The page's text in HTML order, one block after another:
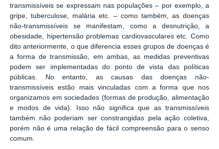
transmissíveis se expressam nas populações – por exemplo, a
gripe, tuberculose, malária etc. – como também, as doenças
não-transmissíveis se manifestam, como a desnutrição, a
obesidade, hipertensão problemas cardiovasculares etc. Como
dito anteriormente, o que diferencia esses grupos de doenças é
a forma de transmissão, em ambas, as medidas preventivas
podem ser implementadas do ponto de vista das políticas
públicas. No entanto, as causas das doenças não-
transmissíveis estão mais vinculadas com a forma que nos
organizamos em sociedades (formas de produção, alimentação
e modos de vida). Isso não significa que as transmissíveis
também não poderiam ser constrangidas pela ação coletiva,
porém não é uma relação de fácil compreensão para o senso
comum.